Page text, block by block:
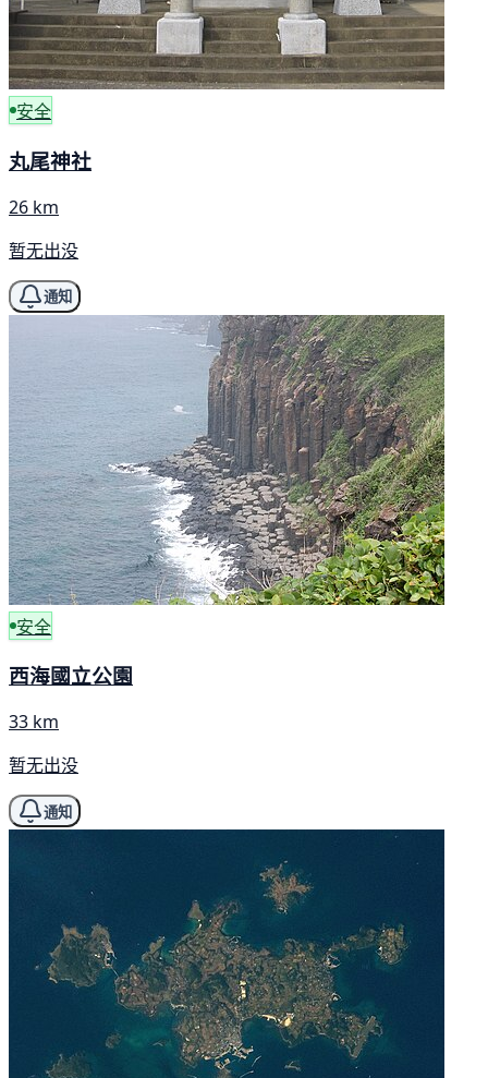
安全
丸尾神社
26 km
暂无出没
通知
安全
西海國立公園
33 km
暂无出没
通知